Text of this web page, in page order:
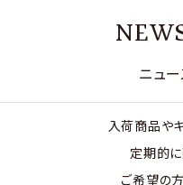
ニュ
入荷商品や
定期的に
ご希望の